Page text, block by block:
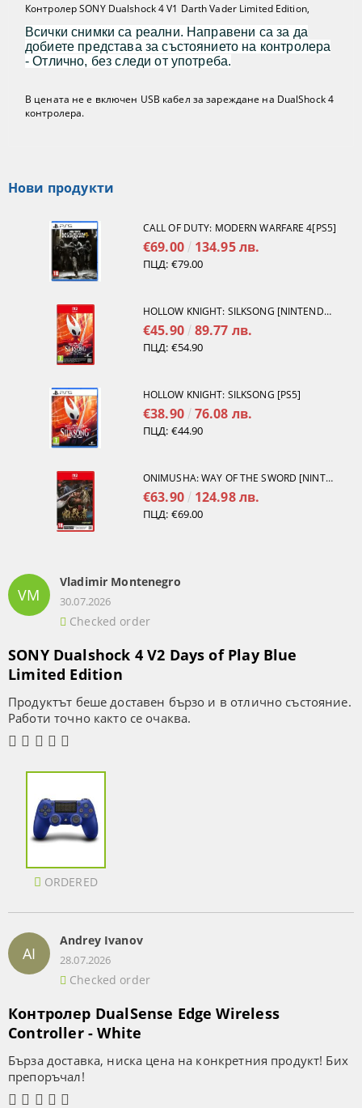
Контролер SONY Dualshock 4 V1 Darth Vader Limited Edition,
Всички снимки са реални. Направени са за да
добиете представа за състоянието на контролера
- Отлично, без следи от употреба.
В цената не е включен USB кабел за зареждане на DualShock 4
контролера.
Нови продукти
CALL OF DUTY: MODERN WARFARE 4[PS5]
€69.00 134.95 лв.
ПЦД: €79.00
HOLLOW KNIGHT: SILKSONG [NINTENDO SWITCH 2]
€45.90 89.77 лв.
ПЦД: €54.90
HOLLOW KNIGHT: SILKSONG [PS5]
€38.90 76.08 лв.
ПЦД: €44.90
ONIMUSHA: WAY OF THE SWORD [NINTENDO SWITCH 2]
€63.90 124.98 лв.
ПЦД: €69.00
VM
Vladimir Montenegro
30.07.2026
Checked order
SONY Dualshock 4 V2 Days of Play Blue
Limited Edition
Продуктът беше доставен бързо и в отлично състояние.
Работи точно както се очаква.
ORDERED
AI
Andrey Ivanov
28.07.2026
Checked order
Контролер DualSense Edge Wireless
Controller - White
Бърза доставка, ниска цена на конкретния продукт! Бих
препоръчал!